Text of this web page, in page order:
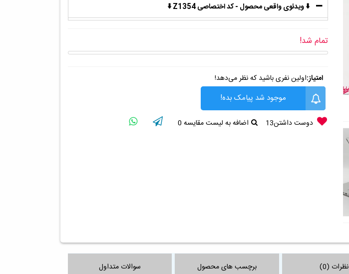
⬇️ ویدئوی واقعی محصول - کد اختصاصی Z1354 ⬇️
تمام شد!
امتیاز:اولین نفری باشید که نظر می‌دهد!
موجود شد پیامک بده!
دوست داشتن13 اضافه به لیست مقایسه 0
نظرات (0) برچسب های محصول سوالات متداول